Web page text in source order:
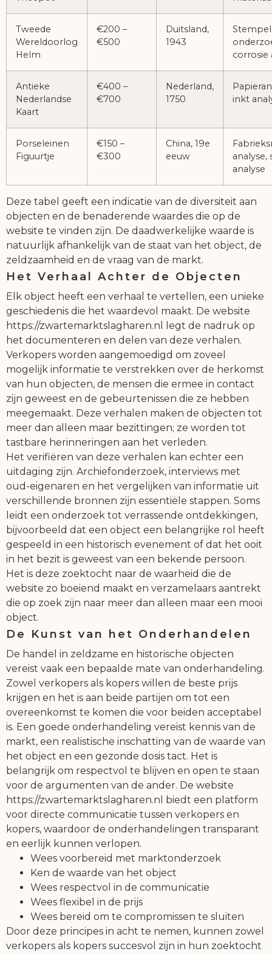
Tweede
Wereldoorlog
Helm
€200 –
€500
Duitsland,
1943
Stempel
corrosie
Antieke
Nederlandse
Kaart
€400 –
€700
Nederland,
1750
inkt
Porseleinen
Figuurtje
€150 –
€300
China, 19e
eeuw
analyse,
analyse
Deze tabel geeft een indicatie van de diversiteit aan
objecten en de benaderende waardes die op de
website te vinden zijn. De daadwerkelijke waarde is
natuurlijk afhankelijk van de staat van het object, de
zeldzaamheid en de vraag van de markt.
Het Verhaal Achter de Objecten
Elk object heeft een verhaal te vertellen, een unieke
geschiedenis die het waardevol maakt. De website
https://zwartemarktslagharen.nl legt de nadruk op
het documenteren en delen van deze verhalen.
Verkopers worden aangemoedigd om zoveel
mogelijk informatie te verstrekken over de herkomst
van hun objecten, de mensen die ermee in contact
zijn geweest en de gebeurtenissen die ze hebben
meegemaakt. Deze verhalen maken de objecten tot
meer dan alleen maar bezittingen; ze worden tot
tastbare herinneringen aan het verleden.
Het verifiëren van deze verhalen kan echter een
uitdaging zijn. Archiefonderzoek, interviews met
oud-eigenaren en het vergelijken van informatie uit
verschillende bronnen zijn essentiële stappen. Soms
leidt een onderzoek tot verrassende ontdekkingen,
bijvoorbeeld dat een object een belangrijke rol heeft
gespeeld in een historisch evenement of dat het ooit
in het bezit is geweest van een bekende persoon.
Het is deze zoektocht naar de waarheid die de
website zo boeiend maakt en verzamelaars aantrekt
die op zoek zijn naar meer dan alleen maar een mooi
object.
De Kunst van het Onderhandelen
De handel in zeldzame en historische objecten
vereist vaak een bepaalde mate van onderhandeling.
Zowel verkopers als kopers willen de beste prijs
krijgen en het is aan beide partijen om tot een
overeenkomst te komen die voor beiden acceptabel
is. Een goede onderhandeling vereist kennis van de
markt, een realistische inschatting van de waarde van
het object en een gezonde dosis tact. Het is
belangrijk om respectvol te blijven en open te staan
voor de argumenten van de ander. De website
https://zwartemarktslagharen.nl biedt een platform
voor directe communicatie tussen verkopers en
kopers, waardoor de onderhandelingen transparant
en eerlijk kunnen verlopen.
Wees voorbereid met marktonderzoek
Ken de waarde van het object
Wees respectvol in de communicatie
Wees flexibel in de prijs
Wees bereid om te compromissen te sluiten
Door deze principes in acht te nemen, kunnen zowel
verkopers als kopers succesvol zijn in hun zoektocht